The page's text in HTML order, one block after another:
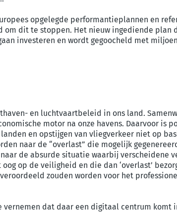
opgelegde performantieplannen en
dit te stoppen. Het nieuw ingediende plan
investeren en wordt gegoocheld met
en luchtvaartbeleid in ons land.
motor na onze havens. Daarvoor is
en opstijgen van vliegverkeer niet op
naar de “overlast” die mogelijk
de absurde situatie waarbij verscheidene
op de veiligheid en die dan ‘overlast’
zouden worden voor het
dat daar een digitaal centrum komt